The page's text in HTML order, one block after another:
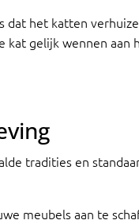
dat het katten
kat gelijk wennen aan
tradities en
meubels aan te